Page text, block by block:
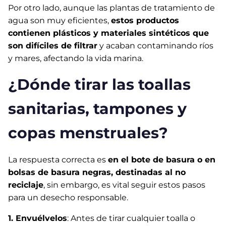
Por otro lado, aunque las plantas de tratamiento de
agua son muy eficientes, estos productos
contienen plásticos y materiales sintéticos que
son difíciles de filtrar y acaban contaminando ríos
y mares, afectando la vida marina.
¿Dónde tirar las toallas
sanitarias, tampones y
copas menstruales?
La respuesta correcta es en el bote de basura o en
bolsas de basura negras, destinadas al no
reciclaje, sin embargo, es vital seguir estos pasos
para un desecho responsable.
1. Envuélvelos: Antes de tirar cualquier toalla o